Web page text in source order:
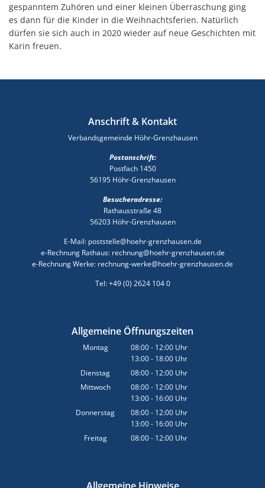
gespanntem Zuhören und einer kleinen Überraschung ging
es dann für die Kinder in die Weihnachtsferien. Natürlich
dürfen sie sich auch in 2020 wieder auf neue Geschichten mit
Karin freuen.
Anschrift & Kontakt
Verbandsgemeinde Höhr-Grenzhausen
Postanschrift:
Postfach 1450
56195 Höhr-Grenzhausen
Besucheradresse:
Rathausstraße 48
56203 Höhr-Grenzhausen
E-Mail: poststelle@hoehr-grenzhausen.de
e-Rechnung Rathaus: rechnung@hoehr-grenzhausen.de
e-Rechnung Werke: rechnung-werke@hoehr-grenzhausen.de
Tel: +49 (0) 2624 104 0
Allgemeine Öffnungszeiten
Montag 08:00- 12:00 Uhr
Von 08:00 bis 12:00 Uhr
13:00- 18:00 Uhr
Von 13:00 bis 18:00 Uhr
Dienstag 08:00- 12:00 Uhr
Von 08:00 bis 12:00 Uhr
Mittwoch 08:00- 12:00 Uhr
Von 08:00 bis 12:00 Uhr
13:00- 16:00 Uhr
Von 13:00 bis 16:00 Uhr
Donnerstag 08:00- 12:00 Uhr
Von 08:00 bis 12:00 Uhr
13:00- 16:00 Uhr
Von 13:00 bis 16:00 Uhr
Freitag 08:00- 12:00 Uhr